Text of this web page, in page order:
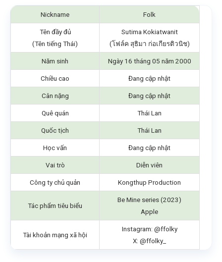
Nickname Folk
Tên đầy đủ
(Tên tiếng Thái)
Sutima Kokiatwanit
(โฟล์ค สุธิมา ก่อเกียรติวนิช)
Năm sinh Ngày 16 tháng 05 năm 2000
Chiều cao Đang cập nhật
Cân nặng Đang cập nhật
Quê quán Thái Lan
Quốc tịch Thái Lan
Học vấn Đang cập nhật
Vai trò Diễn viên
Công ty chủ quản Kongthup Production
Tác phẩm tiêu biểu
Be Mine series (2023)
Apple
Tài khoản mạng xã hội
Instagram: @ffolky
X: @ffolky_